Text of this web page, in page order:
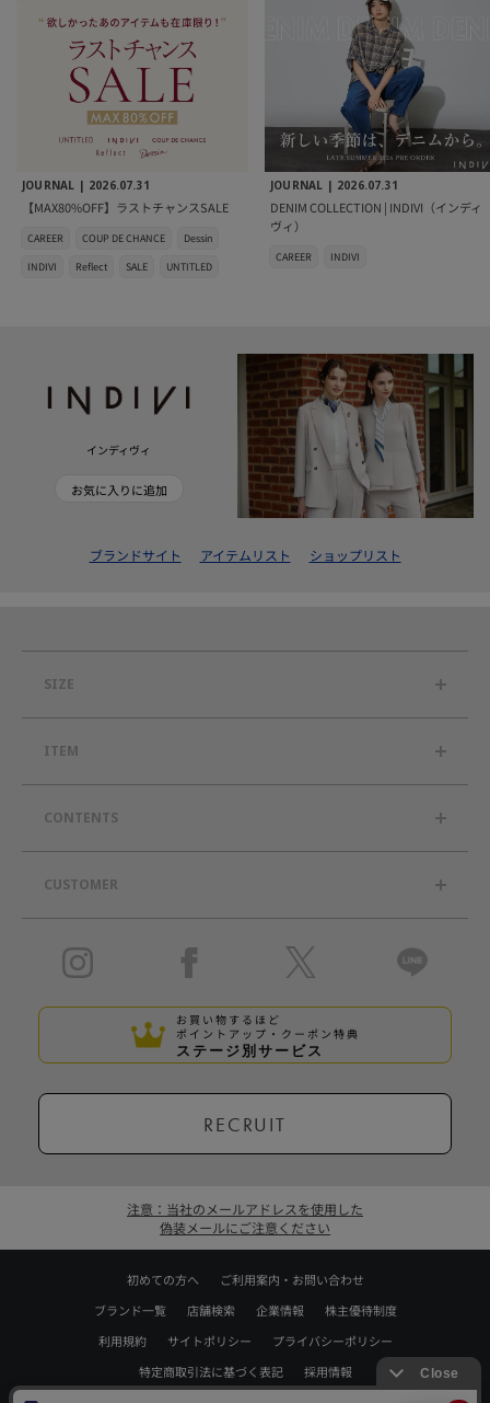
JOURNAL | 2026.07.31
【MAX80%OFF】ラストチャンスSALE
CAREER COUP DE CHANCE
Dessin
INDIVI
Reflect SALE UNTITLED
JOURNAL | 2026.07.31
DENIM COLLECTION | INDIVI（インディ
ヴィ）
CAREER INDIVI
インディヴィ
お気に入りに追加
ブランドサイト アイテムリスト ショップリスト
SIZE
ITEM
CONTENTS
CUSTOMER
お買い物するほど
ポイントアップ・クーポン特典
ステージ別サービス
RECRUIT
注意：当社のメールアドレスを使用した
偽装メールにご注意ください
初めての方へ
ご利用案内・お問い合わせ
ブランド一覧
店舗検索 企業情報
株主優待制度
利用規約
サイトポリシー
プライバシーポリシー
特定商取引法に基づく表記
採用情報